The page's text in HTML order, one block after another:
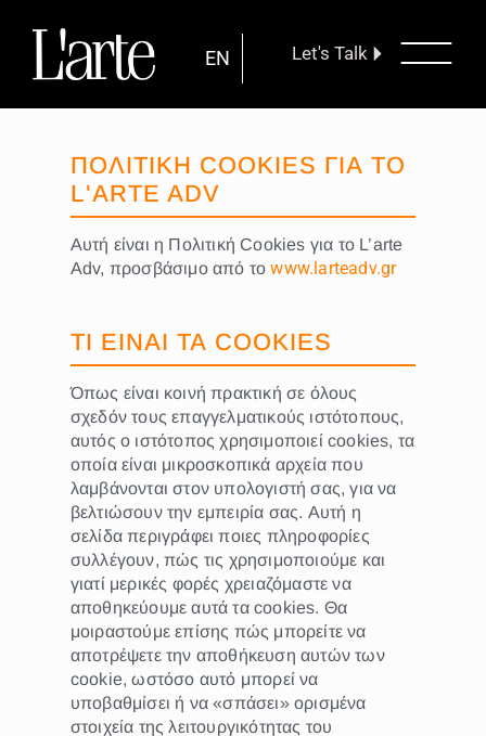
EN Let's Talk
ΠΟΛΙΤΙΚΗ COOKIES ΓΙΑ ΤΟ
L'ARTE ADV
Αυτή είναι η Πολιτική Cookies για το L’arte
Adv, προσβάσιμο από τοwww.larteadv.gr
ΤΙ ΕΙΝΑΙ ΤΑ COOKIES
Όπως είναι κοινή πρακτική σε όλους
σχεδόν τους επαγγελματικούς ιστότοπους,
αυτός ο ιστότοπος χρησιμοποιεί cookies, τα
οποία είναι μικροσκοπικά αρχεία που
λαμβάνονται στον υπολογιστή σας, για να
βελτιώσουν την εμπειρία σας. Αυτή η
σελίδα περιγράφει ποιες πληροφορίες
συλλέγουν, πώς τις χρησιμοποιούμε και
γιατί μερικές φορές χρειαζόμαστε να
αποθηκεύουμε αυτά τα cookies. Θα
μοιραστούμε επίσης πώς μπορείτε να
αποτρέψετε την αποθήκευση αυτών των
cookie, ωστόσο αυτό μπορεί να
υποβαθμίσει ή να «σπάσει» ορισμένα
στοιχεία της λειτουργικότητας του